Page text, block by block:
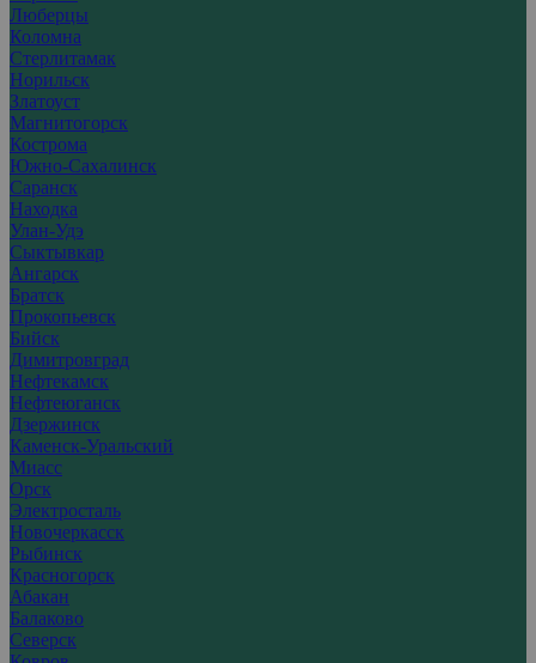
Люберцы
Коломна
Стерлитамак
Норильск
Златоуст
Магнитогорск
Кострома
Южно-Сахалинск
Саранск
Находка
Улан-Удэ
Сыктывкар
Ангарск
Братск
Прокопьевск
Бийск
Димитровград
Нефтекамск
Нефтеюганск
Дзержинск
Каменск-Уральский
Миасс
Орск
Электросталь
Новочеркасск
Рыбинск
Красногорск
Абакан
Балаково
Северск